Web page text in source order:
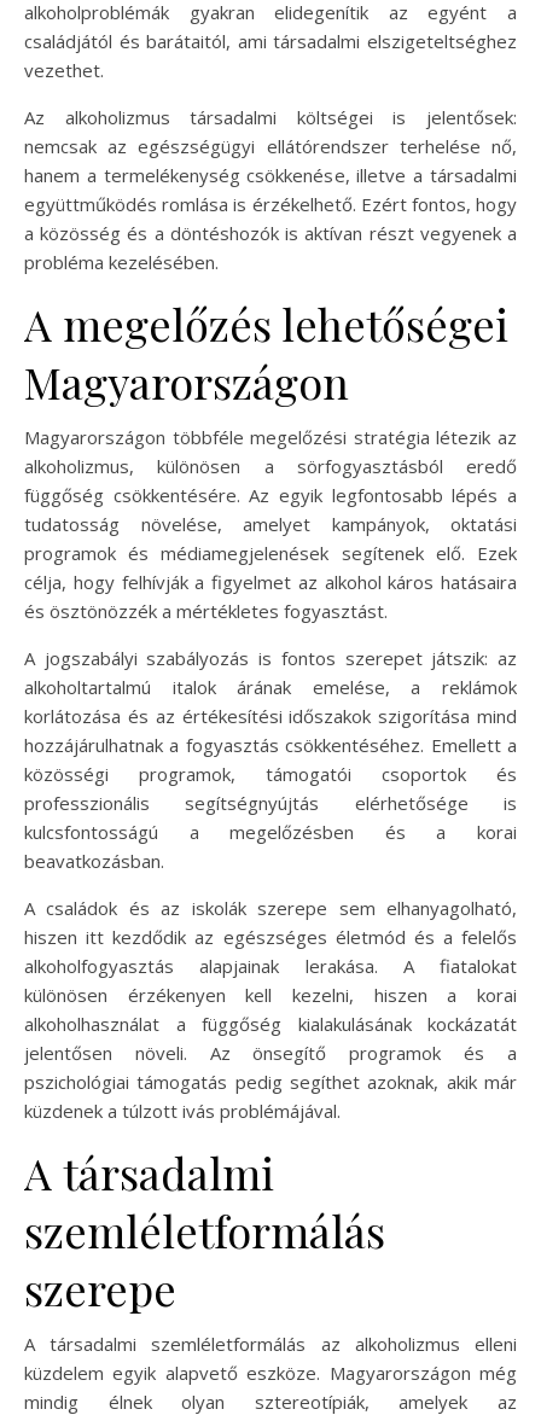
alkoholproblémák gyakran elidegenítik az egyént a
családjától és barátaitól, ami társadalmi elszigeteltséghez
vezethet.
Az alkoholizmus társadalmi költségei is jelentősek:
nemcsak az egészségügyi ellátórendszer terhelése nő,
hanem a termelékenység csökkenése, illetve a társadalmi
együttműködés romlása is érzékelhető. Ezért fontos, hogy
a közösség és a döntéshozók is aktívan részt vegyenek a
probléma kezelésében.
A megelőzés lehetőségei
Magyarországon
Magyarországon többféle megelőzési stratégia létezik az
alkoholizmus, különösen a sörfogyasztásból eredő
függőség csökkentésére. Az egyik legfontosabb lépés a
tudatosság növelése, amelyet kampányok, oktatási
programok és médiamegjelenések segítenek elő. Ezek
célja, hogy felhívják a figyelmet az alkohol káros hatásaira
és ösztönözzék a mértékletes fogyasztást.
A jogszabályi szabályozás is fontos szerepet játszik: az
alkoholtartalmú italok árának emelése, a reklámok
korlátozása és az értékesítési időszakok szigorítása mind
hozzájárulhatnak a fogyasztás csökkentéséhez. Emellett a
közösségi programok, támogatói csoportok és
professzionális segítségnyújtás elérhetősége is
kulcsfontosságú a megelőzésben és a korai
beavatkozásban.
A családok és az iskolák szerepe sem elhanyagolható,
hiszen itt kezdődik az egészséges életmód és a felelős
alkoholfogyasztás alapjainak lerakása. A fiatalokat
különösen érzékenyen kell kezelni, hiszen a korai
alkoholhasználat a függőség kialakulásának kockázatát
jelentősen növeli. Az önsegítő programok és a
pszichológiai támogatás pedig segíthet azoknak, akik már
küzdenek a túlzott ivás problémájával.
A társadalmi
szemléletformálás
szerepe
A társadalmi szemléletformálás az alkoholizmus elleni
küzdelem egyik alapvető eszköze. Magyarországon még
mindig élnek olyan sztereotípiák, amelyek az